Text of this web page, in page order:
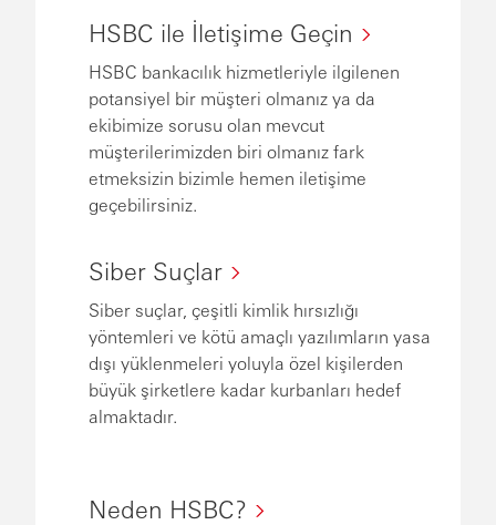
HSBC ile İletişime Geçin
HSBC bankacılık hizmetleriyle ilgilenen
potansiyel bir müşteri olmanız ya da
ekibimize sorusu olan mevcut
müşterilerimizden biri olmanız fark
etmeksizin bizimle hemen iletişime
geçebilirsiniz.
Siber Suçlar
Siber suçlar, çeşitli kimlik hırsızlığı
yöntemleri ve kötü amaçlı yazılımların yasa
dışı yüklenmeleri yoluyla özel kişilerden
büyük şirketlere kadar kurbanları hedef
almaktadır.
Neden HSBC?